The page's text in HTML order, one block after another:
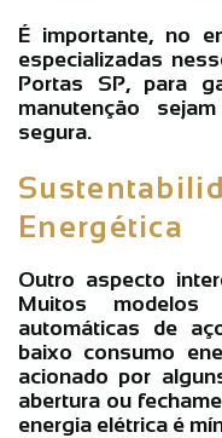
É importante, no
especializadas
Portas SP, para
manutenção
segura.
Energética
Outro aspecto
Muitos
automáticas de
baixo consumo
acionado por
abertura ou
energia elétrica é